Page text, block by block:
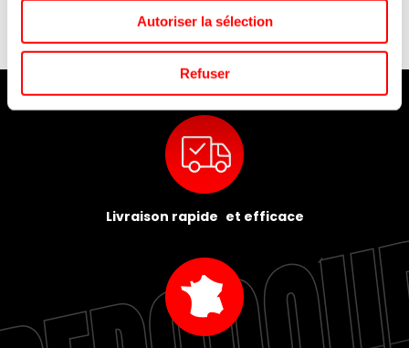
Autoriser la sélection
Refuser
Livraison rapide et efficace